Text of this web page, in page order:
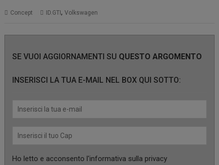
Concept ID.GTI,Volkswagen
SE VUOI AGGIORNAMENTI SU QUESTO ARGOMENTO
INSERISCI LA TUA E-MAIL NEL BOX QUI SOTTO:
Ho letto e acconsento l'informativa sulla privacy